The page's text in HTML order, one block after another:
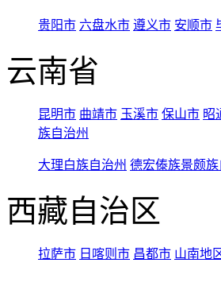
贵阳市 六盘水市 遵义市 安顺市
云南省
昆明市 曲靖市 玉溪市 保山市 昭
族自治州
大理白族自治州 德宏傣族景颇族
西藏自治区
拉萨市 日喀则市 昌都市 山南地